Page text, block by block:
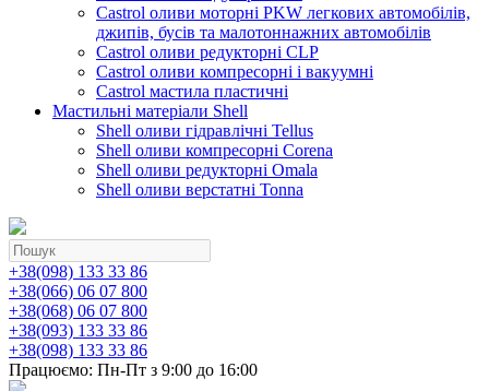
Castrol оливи моторні PKW легкових автомобілів,
джипів, бусів та малотоннажних автомобілів
Castrol оливи редукторні CLP
Castrol оливи компресорні і вакуумні
Castrol мастила пластичні
Мастильні матеріали Shell
Shell оливи гідравлічні Tellus
Shell оливи компресорні Corena
Shell оливи редукторні Omala
Shell оливи верстатні Tonna
+38(098) 133 33 86
+38(066) 06 07 800
+38(068) 06 07 800
+38(093) 133 33 86
+38(098) 133 33 86
Працюємо: Пн-Пт з 9:00 до 16:00